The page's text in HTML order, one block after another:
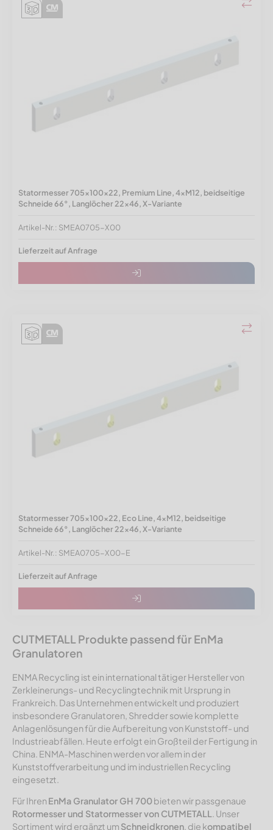
Statormesser 705x100x22, Premium Line, 4xM12, beidseitige
Schneide 66°, Langlöcher 22x46, X-Variante
Artikel-Nr.: SMEA0705-X00
Lieferzeit auf Anfrage
Statormesser 705x100x22, Eco Line, 4xM12, beidseitige
Schneide 66°, Langlöcher 22x46, X-Variante
Artikel-Nr.: SMEA0705-X00-E
Lieferzeit auf Anfrage
CUTMETALL Produkte passend für EnMa
Granulatoren
ENMA Recycling ist ein international tätiger Hersteller von
Zerkleinerungs- und Recyclingtechnik mit Ursprung in
Frankreich. Das Unternehmen entwickelt und produziert
insbesondere Granulatoren, Shredder sowie komplette
Anlagenlösungen für die Aufbereitung von Kunststoff- und
Industrieabfällen. Heute erfolgt ein Großteil der Fertigung in
China. ENMA-Maschinen werden vor allem in der
Kunststoffverarbeitung und im industriellen Recycling
eingesetzt.
Für Ihren EnMa Granulator GH 700bieten wir passgenaue
Rotormesser und Statormesser von CUTMETALL. Unser
Sortiment wird ergänzt um Schneidkronen, die kompatibel